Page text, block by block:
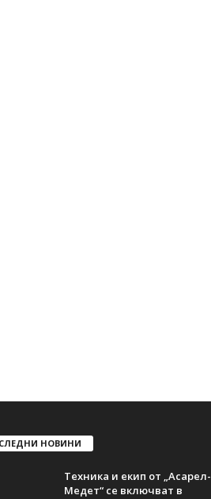
НОВИНИ
Техника и екип от „Асарел-
Медет“ се включват в